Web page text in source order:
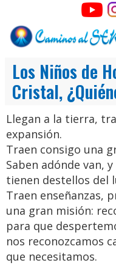
Los Niños de
Cristal,
Llegan a la tierra,
expansión.
Traen consigo una
Saben adónde van,
tienen destellos del
Traen enseñanzas,
una gran misión:
para que
nos reconozcamos
que necesitamos.